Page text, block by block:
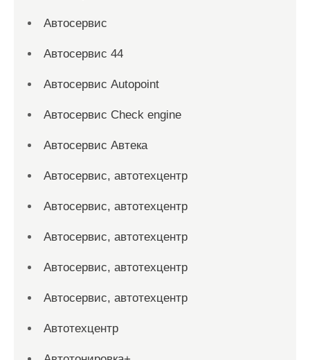
Автосервис
Автосервис 44
Автосервис Autopoint
Автосервис Check engine
Автосервис Автека
Автосервис, автотехцентр
Автосервис, автотехцентр
Автосервис, автотехцентр
Автосервис, автотехцентр
Автосервис, автотехцентр
Автотехцентр